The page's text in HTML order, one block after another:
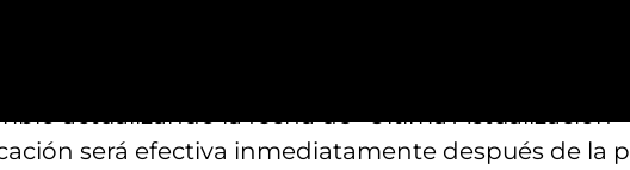
en esta Política de Privacidad en cualquier
actualizando la fecha de “Última Actualización”
será efectiva inmediatamente después de la